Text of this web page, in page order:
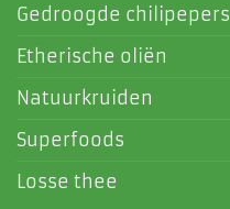
Gedroogde chilipepers
Etherische oliën
Natuurkruiden
Superfoods
Losse thee